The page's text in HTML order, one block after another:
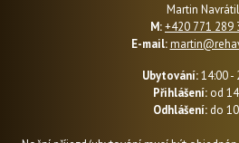
Martin Navrátil
M:+420 771 289
E-mail:
Ubytování:14:00 -
Přihlášení:od
Odhlášení:do